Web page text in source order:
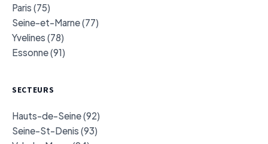
Paris (75)
Seine-et-Marne (77)
Yvelines (78)
Essonne (91)
SECTEURS
Hauts-de-Seine (92)
Seine-St-Denis (93)